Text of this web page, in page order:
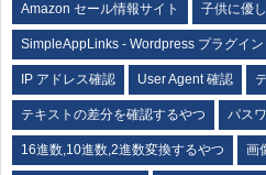
Amazon セール情報サイト 子供に優
SimpleAppLinks - Wordpress プラグイン
IP アドレス確認 User Agent 確認
テキストの差分を確認するやつ パス
16進数,10進数,2進数変換するやつ 画